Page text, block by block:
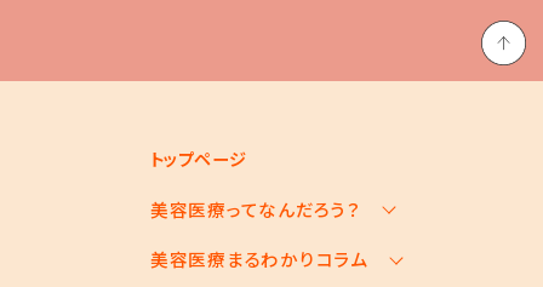
トップページ
美容医療ってなんだろう？
美容医療の基本情報
美容医療まるわかりコラム